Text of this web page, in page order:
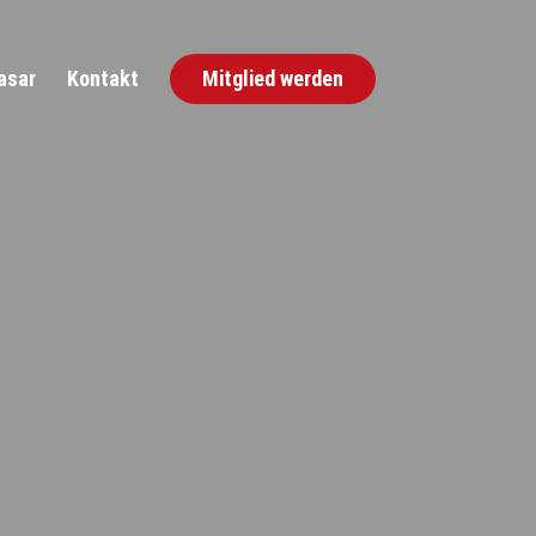
Kontakt Mitglied werden